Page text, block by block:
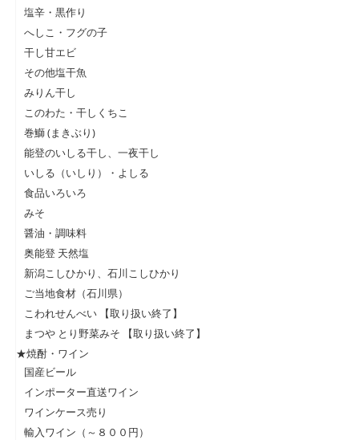
塩辛・黒作り
へしこ・フグの子
干し甘エビ
その他塩干魚
みりん干し
このわた・干しくちこ
巻鰤 (まきぶり)
能登のいしる干し、一夜干し
いしる（いしり）・よしる
食品いろいろ
みそ
醤油・調味料
奥能登 天然塩
新潟こしひかり、石川こしひかり
ご当地食材（石川県）
こわれせんべい 【取り扱い終了】
まつや とり野菜みそ 【取り扱い終了】
★焼酎・ワイン
国産ビール
インポーター直送ワイン
ワインケース売り
輸入ワイン（～８００円）